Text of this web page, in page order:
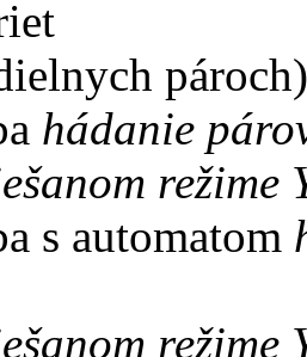
pároch)
hádanie
režime
s automatom
režime